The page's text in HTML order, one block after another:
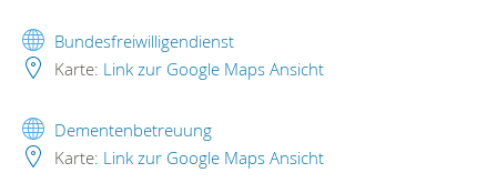
Bundesfreiwilligendienst
Karte: Link zur Google Maps Ansicht
Dementenbetreuung
Karte: Link zur Google Maps Ansicht